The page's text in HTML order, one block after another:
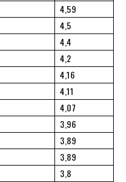
4,59
4,5
4,4
4,2
4,16
4,11
4,07
3,96
3,89
3,89
3,8